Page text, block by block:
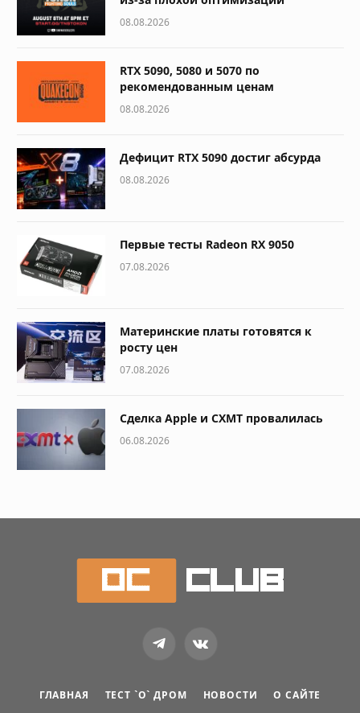
08.08.2026
RTX 5090, 5080 и 5070 по
рекомендованным ценам
08.08.2026
Дефицит RTX 5090 достиг абсурда
08.08.2026
Первые тесты Radeon RX 9050
07.08.2026
Материнские платы готовятся к
росту цен
07.08.2026
Сделка Apple и CXMT провалилась
06.08.2026
TelegramVKontakte
ГЛАВНАЯ ТЕСТ `О` ДРОМ НОВОСТИ О САЙТЕ